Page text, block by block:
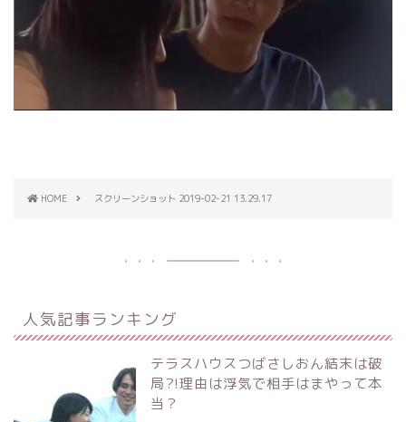
HOME スクリーンショット 2019-02-21 13.29.17
人気記事ランキング
テラスハウスつばさしおん結末は破
局?!理由は浮気で相手はまやって本
当？